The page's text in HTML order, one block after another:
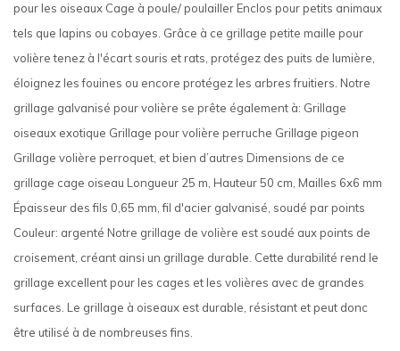
pour les oiseaux Cage à poule/ poulailler Enclos pour petits animaux
tels que lapins ou cobayes. Grâce à ce grillage petite maille pour
volière tenez à l'écart souris et rats, protégez des puits de lumière,
éloignez les fouines ou encore protégez les arbres fruitiers. Notre
grillage galvanisé pour volière se prête également à: Grillage
oiseaux exotique Grillage pour volière perruche Grillage pigeon
Grillage volière perroquet, et bien d’autres Dimensions de ce
grillage cage oiseau Longueur 25 m, Hauteur 50 cm, Mailles 6x6 mm
Épaisseur des fils 0,65 mm, fil d'acier galvanisé, soudé par points
Couleur: argenté Notre grillage de volière est soudé aux points de
croisement, créant ainsi un grillage durable. Cette durabilité rend le
grillage excellent pour les cages et les volières avec de grandes
surfaces. Le grillage à oiseaux est durable, résistant et peut donc
être utilisé à de nombreuses fins.